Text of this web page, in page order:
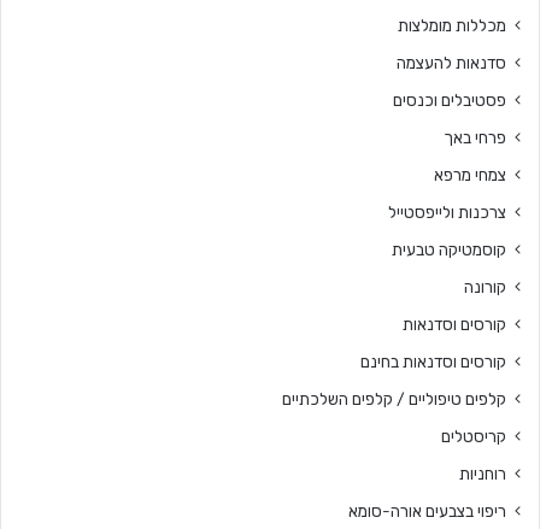
מכללות מומלצות
סדנאות להעצמה
פסטיבלים וכנסים
פרחי באך
צמחי מרפא
צרכנות ולייפסטייל
קוסמטיקה טבעית
קורונה
קורסים וסדנאות
קורסים וסדנאות בחינם
קלפים טיפוליים / קלפים השלכתיים
קריסטלים
רוחניות
ריפוי בצבעים אורה-סומא